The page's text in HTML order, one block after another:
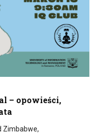
– opowieści,
Zimbabwe,